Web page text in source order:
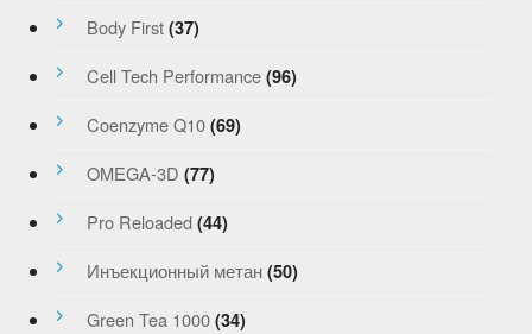
Body First (37)
Cell Tech Performance (96)
Coenzyme Q10 (69)
OMEGA-3D (77)
Pro Reloaded (44)
Инъекционный метан (50)
Green Tea 1000 (34)